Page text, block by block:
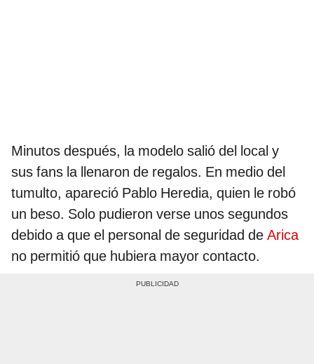
Minutos después, la modelo salió del local y
sus fans la llenaron de regalos. En medio del
tumulto, apareció Pablo Heredia, quien le robó
un beso. Solo pudieron verse unos segundos
debido a que el personal de seguridad de Arica
no permitió que hubiera mayor contacto.